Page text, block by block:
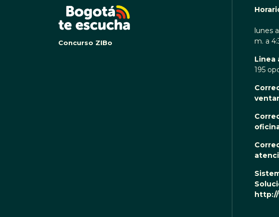
Concurso ZIBo
lunes
m. a
Linea
195
http://